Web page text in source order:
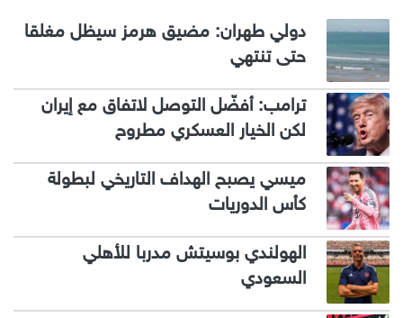
دولي طهران: مضيق هرمز سيظل مغلقا
حتى تنتهي
ترامب: أفضّل التوصل لاتفاق مع إيران
لكن الخيار العسكري مطروح
ميسي يصبح الهداف التاريخي لبطولة
كأس الدوريات
الهولندي بوسيتش مدربا للأهلي
السعودي